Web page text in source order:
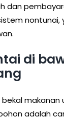
dan
nontunai,
di
makanan
adalah